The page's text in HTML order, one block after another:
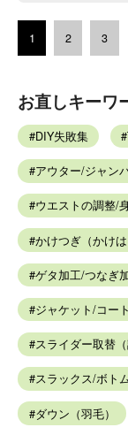
1 2 3
お直しキーワ
DIY失敗集
アウター/ジャン
ウエストの調整/
かけつぎ（かけは
ゲタ加工/つなぎ
ジャケット/コート
スライダー取替（
スラックス/ボト
ダウン（羽毛）